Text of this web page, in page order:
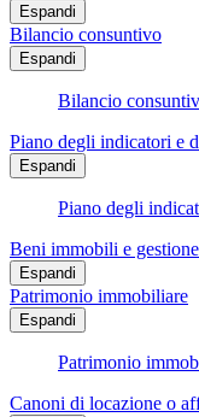
Espandi
Bilancio consuntivo
Espandi
Bilancio
Piano degli indicatori e
Espandi
Piano degli
Beni immobili e
Espandi
Patrimonio immobiliare
Espandi
Patrimonio
Canoni di locazione o